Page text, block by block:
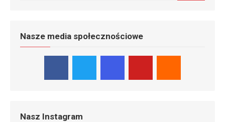
Nasze media społecznościowe
Nasz Instagram